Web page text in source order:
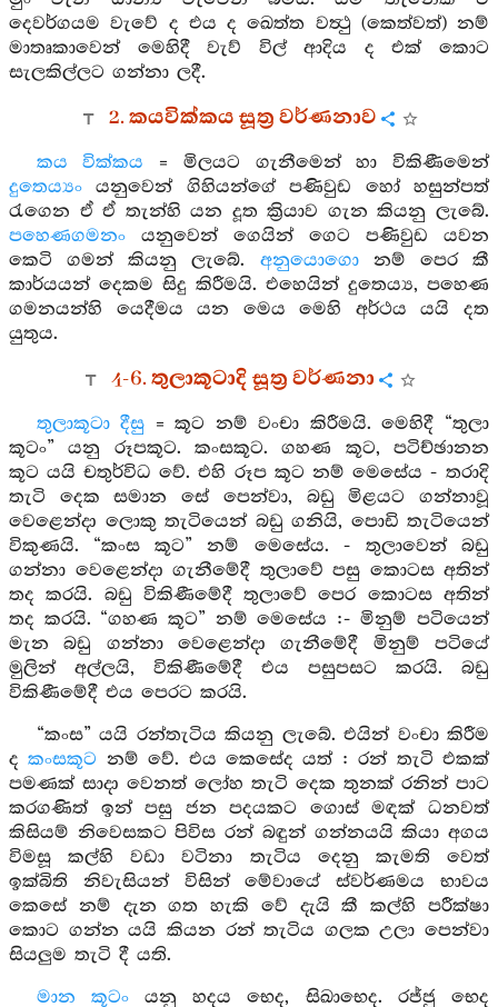
දෙවර්ගයම වැවේ ද එය ද ඛෙත්ත වත්‍ථු (කෙත්වත්) නම්
මාතෘකාවෙන් මෙහිදී වැව් විල් ආදිය ද එක් කොට
සැලකිල්ලට ගන්නා ලදී.
2. කයවික්කය සූත්‍ර වර්ණනාව
කය වික්කය = මිලයට ගැනීමෙන් හා විකිණීමෙන්
දුතෙය්‍යං යනුවෙන් ගිහියන්ගේ පණිවුඩ හෝ හසුන්පත්
රැගෙන ඒ ඒ තැන්හි යන දූත ක්‍රියාව ගැන කියනු ලැබේ.
පහෙණගමනං යනුවෙන් ගෙයින් ගෙට පණිවුඩ යවන
කෙටි ගමන් කියනු ලැබේ. අනුයොගොනම් පෙර කී
කාර්යයන් දෙකම සිදු කිරීමයි. එහෙයින් දුතෙය්‍ය, පහෙණ
ගමනයන්හි යෙදීමය යන මෙය මෙහි අර්ථය යයි දත
යුතුය.
4-6. තුලාකූටාදි සූත්‍ර වර්ණනා
තුලාකූටා දීසු = කූට නම් වංචා කිරීමයි. මෙහිදී “තුලා
කූටං” යනු රූපකූට. කංසකූට. ගහණ කූට, පටිච්ඡානන
කූට යයි චතුර්විධ වේ. එහි රූප කූට නම් මෙසේය - තරාදි
තැටි දෙක සමාන සේ පෙන්වා, බඩු මිළයට ගන්නාවූ
වෙළෙන්දා ලොකු තැටියෙන් බඩු ගනියි, පොඩි තැටියෙන්
විකුණයි. “කංස කූට” නම් මෙසේය. - තුලාවෙන් බඩු
ගන්නා වෙළෙන්දා ගැනීමේදී තුලාවේ පසු කොටස අතින්
තද කරයි. බඩු විකිණීමේදී තුලාවේ පෙර කොටස අතින්
තද කරයි. “ගහණ කූට” නම් මෙසේය :- මිනුම් පටියෙන්
මැන බඩු ගන්නා වෙළෙන්දා ගැනීමේදී මිනුම් පටියේ
මුලින් අල්ලයි, විකිණීමේදී එය පසුපසට කරයි. බඩු
විකිණීමේදී එය පෙරට කරයි.
“කංස” යයි රන්තැටිය කියනු ලැබේ. එයින් වංචා කිරීම
දකංසකූට නම් වේ. එය කෙසේද යත් : රන් තැටි එකක්
පමණක් සාදා වෙනත් ලෝහ තැටි දෙක තුනක් රනින් පාට
කරගණිත් ඉන් පසු ජන පදයකට ගොස් මඳක් ධනවත්
කිසියම් නිවෙසකට පිවිස රන් බඳුන් ගන්නයයි කියා අගය
විමසූ කල්හි වඩා වටිනා තැටිය දෙනු කැමති වෙත්
ඉක්බිති නිවැසියන් විසින් මේවායේ ස්වර්ණමය භාවය
කෙසේ නම් දැන ගත හැකි වේ දැයි කී කල්හි පරීක්ෂා
කොට ගන්න යයි කියන රන් තැටිය ගලක උලා පෙන්වා
සියලුම තැටි දී යති.
මාන කූටංයනු හදය භෙද, සිඛාභෙද. රජ්ජු භෙද